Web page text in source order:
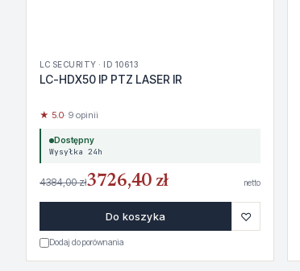
LC SECURITY · ID 10613
LC-HDX50 IP PTZ LASER IR
★ 5.0· 9 opinii
Dostępny
Wysyłka 24h
4384,00 zł3726,40 zł netto
Do koszyka ♡
Dodaj do porównania